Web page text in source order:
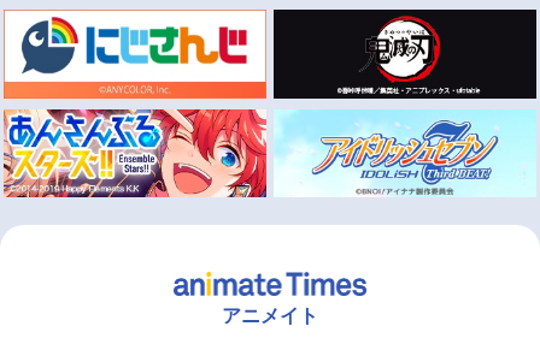
アニメイト